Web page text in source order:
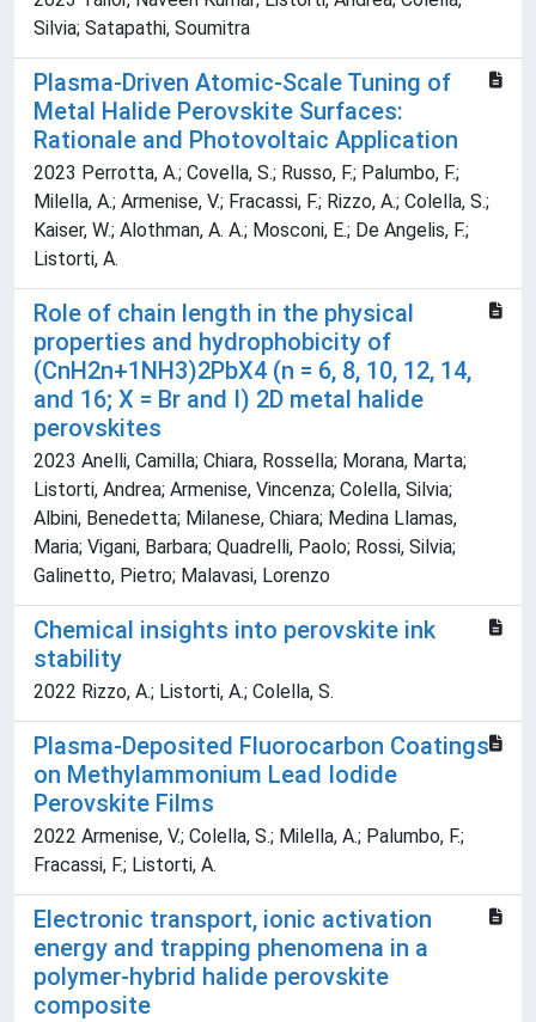
Silvia; Satapathi, Soumitra
Plasma-Driven Atomic-Scale Tuning of
Metal Halide Perovskite Surfaces:
Rationale and Photovoltaic Application
2023 Perrotta, A.; Covella, S.; Russo, F.; Palumbo, F.;
Milella, A.; Armenise, V.; Fracassi, F.; Rizzo, A.; Colella, S.;
Kaiser, W.; Alothman, A. A.; Mosconi, E.; De Angelis, F.;
Listorti, A.
Role of chain length in the physical
properties and hydrophobicity of
(CnH2n+1NH3)2PbX4 (n = 6, 8, 10, 12, 14,
and 16; X = Br and I) 2D metal halide
perovskites
2023 Anelli, Camilla; Chiara, Rossella; Morana, Marta;
Listorti, Andrea; Armenise, Vincenza; Colella, Silvia;
Albini, Benedetta; Milanese, Chiara; Medina Llamas,
Maria; Vigani, Barbara; Quadrelli, Paolo; Rossi, Silvia;
Galinetto, Pietro; Malavasi, Lorenzo
Chemical insights into perovskite ink
stability
2022 Rizzo, A.; Listorti, A.; Colella, S.
Plasma-Deposited Fluorocarbon Coatings
on Methylammonium Lead Iodide
Perovskite Films
2022 Armenise, V.; Colella, S.; Milella, A.; Palumbo, F.;
Fracassi, F.; Listorti, A.
Electronic transport, ionic activation
energy and trapping phenomena in a
polymer-hybrid halide perovskite
composite